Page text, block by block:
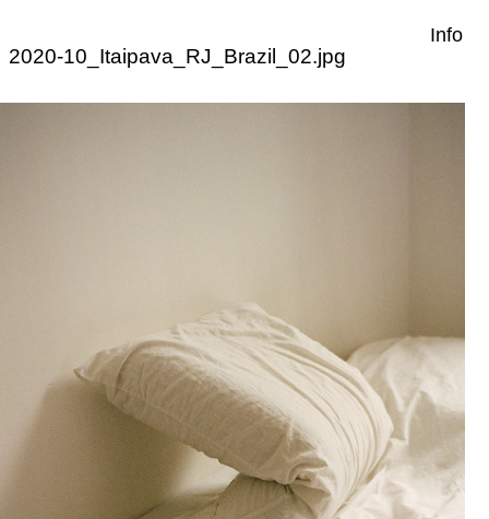
2020-10_Itaipava_RJ_Brazil_02.jpg
Info